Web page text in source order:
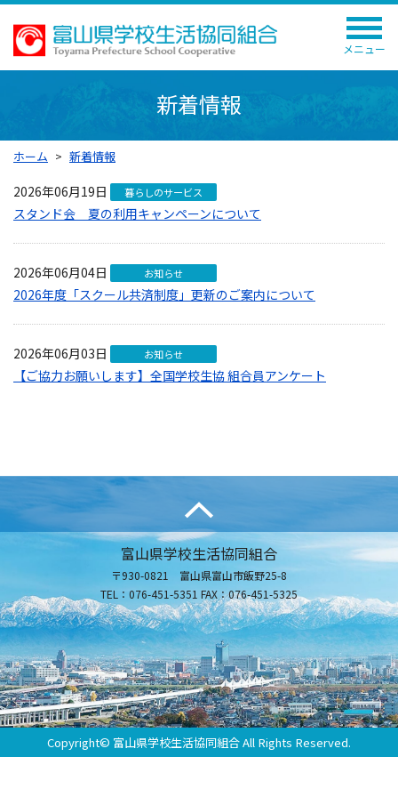
メニュー
新着情報
ホーム 新着情報
2026年06月19日 暮らしのサービス
スタンド会 夏の利用キャンペーンについて
2026年06月04日 お知らせ
2026年度「スクール共済制度」更新のご案内について
2026年06月03日 お知らせ
【ご協力お願いします】全国学校生協 組合員アンケート
富山県学校生活協同組合
〒930-0821 富山県富山市飯野25-8
TEL：076-451-5351 FAX：076-451-5325
Copyright© 富山県学校生活協同組合 All Rights Reserved.